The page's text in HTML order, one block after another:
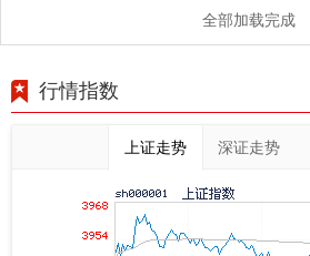
全部加载完成
行情指数
上证走势 深证走势